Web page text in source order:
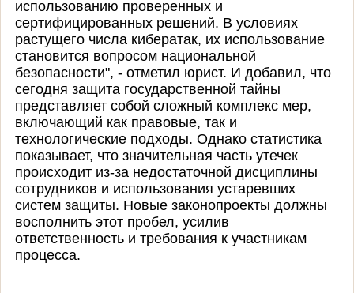
использованию проверенных и
сертифицированных решений. В условиях
растущего числа кибератак, их использование
становится вопросом национальной
безопасности", - отметил юрист. И добавил, что
сегодня защита государственной тайны
представляет собой сложный комплекс мер,
включающий как правовые, так и
технологические подходы. Однако статистика
показывает, что значительная часть утечек
происходит из-за недостаточной дисциплины
сотрудников и использования устаревших
систем защиты. Новые законопроекты должны
восполнить этот пробел, усилив
ответственность и требования к участникам
процесса.